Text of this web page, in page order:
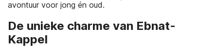
avontuur voor jong én oud.
De unieke charme van Ebnat-
Kappel